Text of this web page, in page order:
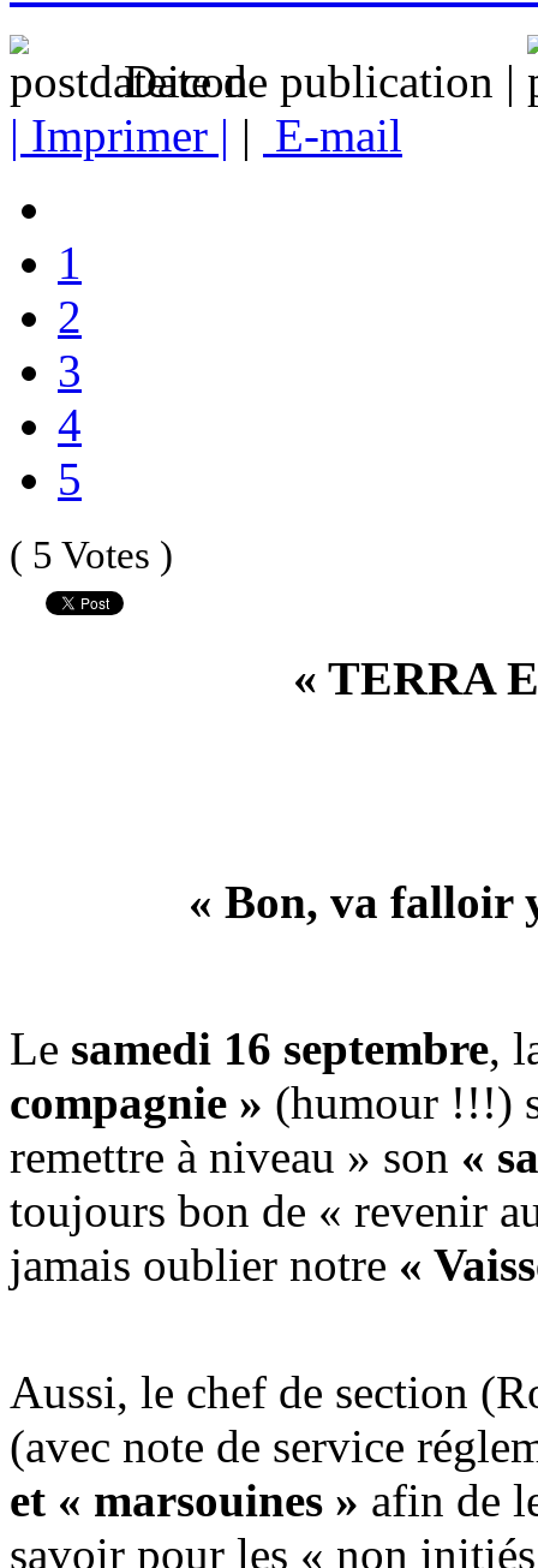
Date de publication |
| Imprimer | | E-mail
1
2
3
4
5
( 5 Votes )
« TERRA
« Bon, va falloir
Le samedi 16 septembre,
compagnie » (humour !!!)
remettre à niveau » son «
toujours bon de « revenir
jamais oublier notre «
Aussi, le chef de section
(avec note de service
et « marsouines » afin de
savoir pour les « non